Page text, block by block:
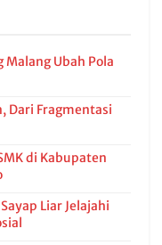
Malang Ubah Pola
Dari Fragmentasi
di Kabupaten
Liar Jelajahi